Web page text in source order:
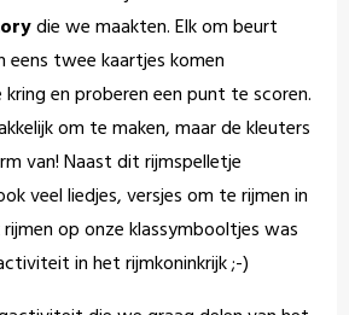
die we maakten. Elk om beurt
eens twee kaartjes komen
en proberen een punt te scoren.
om te maken, maar de kleuters
van! Naast dit rijmspelletje
veel liedjes, versjes om te rijmen in
rijmen op onze klassymbooltjes was
in het rijmkoninkrijk ;-)